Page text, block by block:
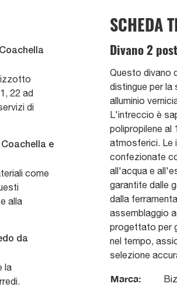
22 ad
di
e
come
alla
da
la
SCHEDA
Divano 2
Questo divano
distingue per la
alluminio
L'intreccio è
polipropilene al
atmosferici. Le
confezionate
all'acqua e
garantite dalle
dalla
assemblaggio
progettato per
nel tempo,
selezione
Marca: